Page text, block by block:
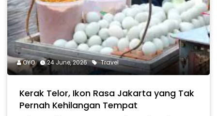
OYO 24 June, 2026 Travel
Kerak Telor, Ikon Rasa Jakarta yang Tak
Pernah Kehilangan Tempat